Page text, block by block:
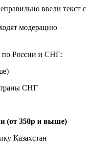
ввели текст с
модерацию
по России и СНГ:
СНГ
(от 350р и выше)
Казахстан